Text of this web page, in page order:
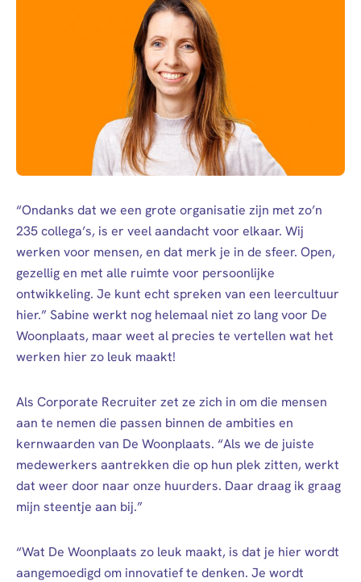
Personen (BRP)
Stukken van de
bewindvoerder
echtscheiding
Stukken van
ondernemers
verklaring
Hypotheekverklaring
Commissarissen
Stakeholdersbeleid
Arbeidsvoorwaarden
Mijn Woonplaats
Mail 0900 - 9678
“Ondanks dat we een grote organisatie zijn met zo’n
235 collega’s, is er veel aandacht voor elkaar. Wij
werken voor mensen, en dat merk je in de sfeer. Open,
gezellig en met alle ruimte voor persoonlijke
ontwikkeling. Je kunt echt spreken van een leercultuur
hier.” Sabine werkt nog helemaal niet zo lang voor De
Woonplaats, maar weet al precies te vertellen wat het
werken hier zo leuk maakt!
Als Corporate Recruiter zet ze zich in om die mensen
aan te nemen die passen binnen de ambities en
kernwaarden van De Woonplaats. “Als we de juiste
medewerkers aantrekken die op hun plek zitten, werkt
dat weer door naar onze huurders. Daar draag ik graag
mijn steentje aan bij.”
“Wat De Woonplaats zo leuk maakt, is dat je hier wordt
aangemoedigd om innovatief te denken. Je wordt